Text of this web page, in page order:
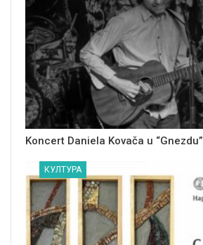
Koncert Daniela Kovača u “Gnezdu”
КУЛТУРА